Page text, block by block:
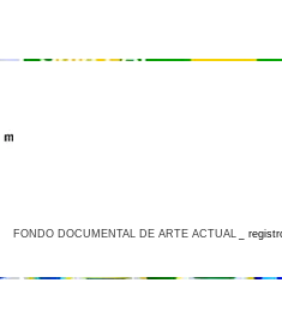
FONDO DOCUMENTAL DE ARTE ACTUAL